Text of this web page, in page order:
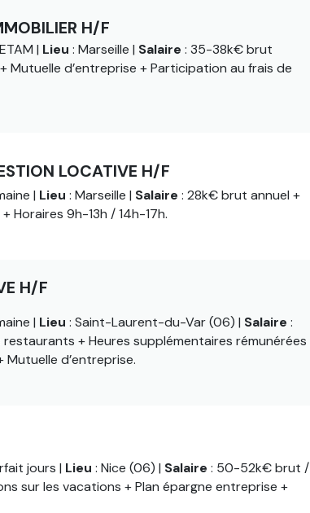
H/F
| Lieu : Marseille | Salaire : 35-38k€ brut
Mutuelle d’entreprise + Participation au frais de
LOCATIVE H/F
| Lieu : Marseille | Salaire : 28k€ brut annuel +
Horaires 9h-13h / 14h-17h.
H/F
| Lieu : Saint-Laurent-du-Var (06) | Salaire :
+ Heures supplémentaires rémunérées
d’entreprise.
jours | Lieu : Nice (06) | Salaire : 50-52k€ brut /
sur les vacations + Plan épargne entreprise +